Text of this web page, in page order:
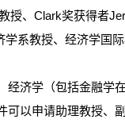
授、Clark奖获得者
系教授、经济学国际
济学（包括金融学
以申请助理教授、